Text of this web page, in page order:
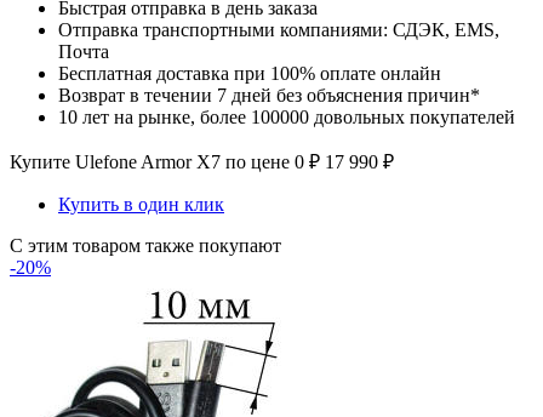
Быстрая отправка в день заказа
Отправка транспортными компаниями: СДЭК, EMS,
Почта
Бесплатная доставка при 100% оплате онлайн
Возврат в течении 7 дней без объяснения причин*
10 лет на рынке, более 100000 довольных покупателей
Купите Ulefone Armor X7 по цене 0 ₽ 17 990 ₽
Купить в один клик
С этим товаром также покупают
-20%